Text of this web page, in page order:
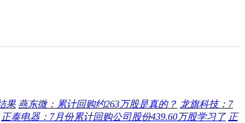
果 燕东微：累计回购约263万股是真的？ 龙旗科技：7
正泰电器：7月份累计回购公司股份439.60万股学习了 正